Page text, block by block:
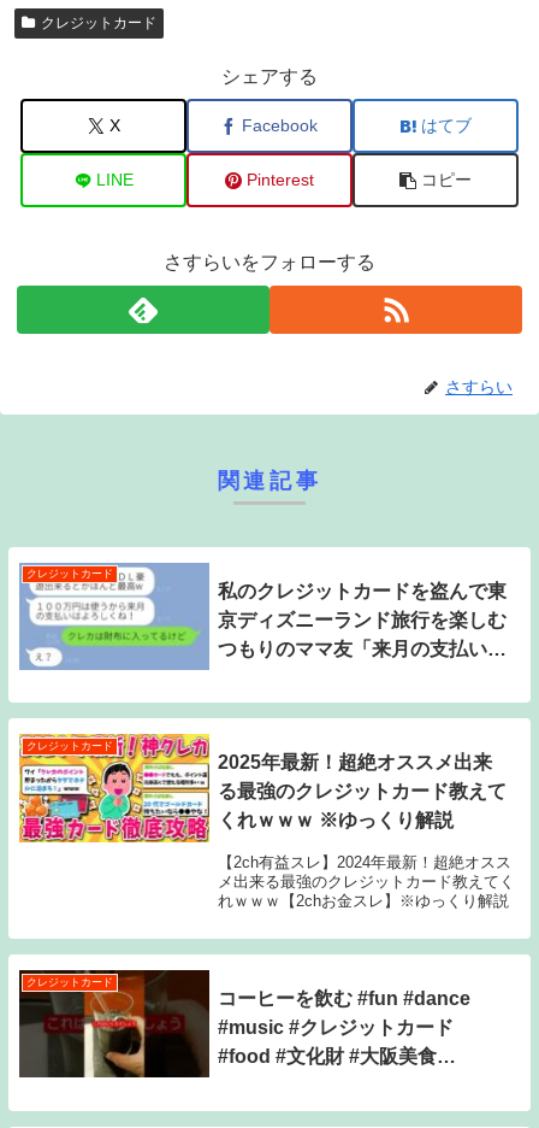
クレジットカード
シェアする
X Facebook はてブ
LINE Pinterest コピー
さすらいをフォローする
さすらい
関連記事
クレジットカード
私のクレジットカードを盗んで東
京ディズニーランド旅行を楽しむ
つもりのママ友「来月の支払いは
勘違いしている常識知らずの女性
が…w
クレジットカード
2025年最新！超絶オススメ出来
る最強のクレジットカード教えて
くれｗｗｗ ※ゆっくり解説
【2ch有益スレ】2024年最新！超絶オスス
メ出来る最強のクレジットカード教えてく
れｗｗｗ【2chお金スレ】※ゆっくり解説
クレジットカード
コーヒーを飲む #fun #dance
#music #クレジットカード
#food #文化財 #大阪美食
チ